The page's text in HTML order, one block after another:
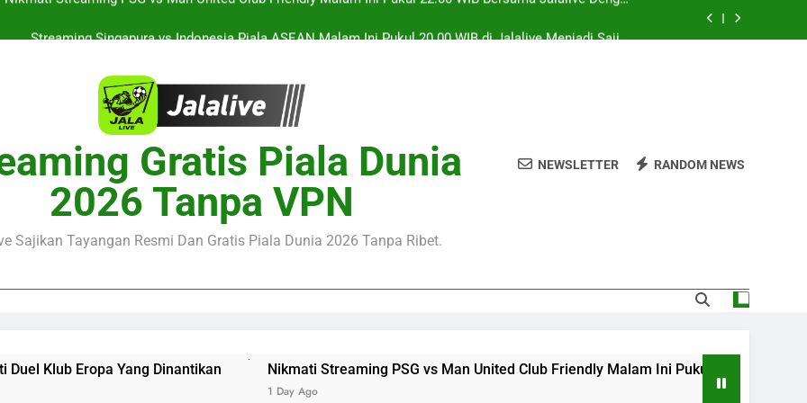
Menarik Untuk Pecinta Sepak Bola Nasional
Streaming Jalalive Barcelona vs Nottingham Forest Club Friendly Dini Hari Ini Pukul 02.00 WIB Membawa
Pengalaman Mengikuti Duel Klub Eropa Yang Dinantikan
Nikmati Streaming PSG vs Man United Club Friendly Malam Ini Pukul 22.00 WIB Bersama Jalalive Dengan
Kemasan Laga Pramusim Modern dan Menghibur
Streaming Singapura vs Indonesia Piala ASEAN Malam Ini Pukul 20.00 WIB di Jalalive Menjadi Sajian
Jalalive Aston Villa vs Bayern Club Friendly Malam Ini Pukul 19.00 WIB Menghadirkan Berita Terbaru Duel
Persahabatan Dua Klub Terkenal Dari Inggris Dan Jerman
Gratis Piala Dunia
2026 Tanpa VPN
Sajikan Tayangan Resmi Dan Gratis Piala Dunia 2026 Tanpa Ribet.
NEWSLETTER RANDOM NEWS
Dinantikan Nikmati Streaming PSG vs Man United Club Friendly Malam Ini Pukul 22.00 WIB Bersama Jalalive